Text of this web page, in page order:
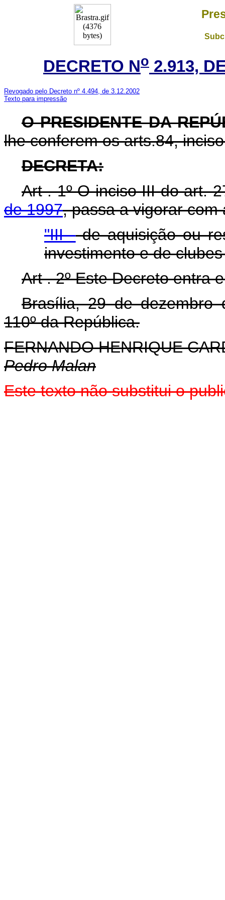
DECRETO No 2.913,
Revogado pelo Decreto nº 4.494, de 3.12.2002
Texto para impressão
O PRESIDENTE DA
lhe conferem os arts.84,
DECRETA:
Art . 1º O inciso III do art.
de 1997, passa a vigorar com
"III -de aquisição ou
investimento e de
Art . 2º Este Decreto entra
Brasília, 29 de dezembro
110º da República.
FERNANDO HENRIQUE
Pedro Malan
Este texto não substitui o